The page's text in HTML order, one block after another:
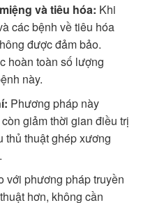
và tiêu hóa: Khi
các bệnh về tiêu hóa
được đảm bảo.
hoàn toàn số lượng
này.
Phương pháp này
giảm thời gian điều trị
thủ thuật ghép xương
với phương pháp truyền
hơn, không cần